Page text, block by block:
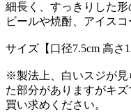
細長く、すっきりした形
ビールや焼酎、アイス
サイズ【口径7.5cm 高さ
※製法上、白いスジが見
た部分がありますがキ
買い求めください。